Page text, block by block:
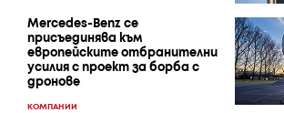
Mercedes-Benz се
присъединява към
европейските отбранителни
усилия с проект за борба с
дронове
КОМПАНИИ